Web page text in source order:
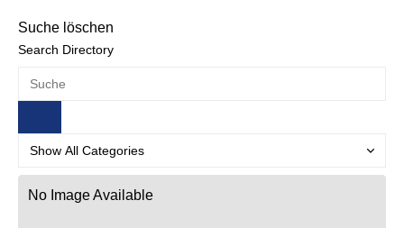
Suche löschen
Search Directory
No Image Available